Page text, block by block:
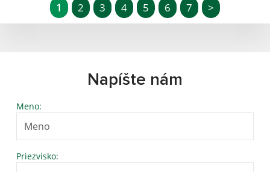
1 2 3 4 5 6 7 >
Napíšte nám
Meno:
Priezvisko: